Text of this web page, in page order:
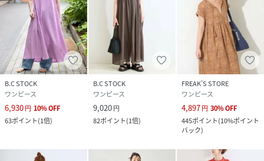
・柔軟剤は使用しないでください。縫い目が開くことがあり
ます。
・形を整えて干してください。洗濯により収縮やねじれ。型
崩れすることがあります。
※こちらの商品は、B.CSTOCKでの取り扱いになります。直
接店舗へお問い合わせの際はB.CSTOCK店舗へお願い致しま
す。
※照明の関係により、実際よりも色味が違って見える場合が
あります。またパソコン・スマートフォンなどの環境によ
り、若干製品と画像のカラーが異なる場合もございます。
B.C STOCK
ワンピース
6,930円 10%OFF
63ポイント(1倍)
B.C STOCK
ワンピース
9,020円
82ポイント(1倍)
FREAK’S STORE
ワンピース
4,897円 30%OFF
445ポイント(10%ポイント
バック)